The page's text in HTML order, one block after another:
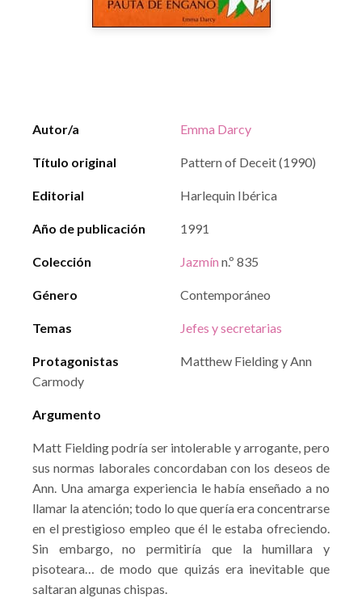
Autor/a Emma Darcy
Título original Pattern of Deceit (1990)
Editorial Harlequin Ibérica
Año de publicación 1991
Colección Jazmín n.º 835
Género Contemporáneo
Temas Jefes y secretarias
Protagonistas
Matthew Fielding y Ann
Carmody
Argumento
Matt Fielding podría ser intolerable y arrogante, pero
sus normas laborales concordaban con los deseos de
Ann. Una amarga experiencia le había enseñado a no
llamar la atención; todo lo que quería era concentrarse
en el prestigioso empleo que él le estaba ofreciendo.
Sin embargo, no permitiría que la humillara y
pisoteara… de modo que quizás era inevitable que
saltaran algunas chispas.